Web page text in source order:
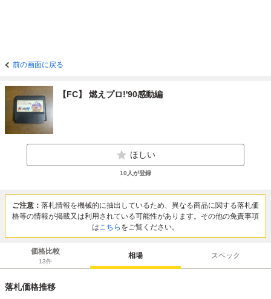
前の画面に戻る
【FC】 燃えプロ!'90感動編
ほしい
10 人が登録
ご注意： 落札情報を機械的に抽出しているため、異なる商品に関する落札価
格等の情報が掲載又は利用されている可能性があります。その他の免責事項
はこちら をご覧ください。
価格比較
13件
相場 スペック
落札価格推移